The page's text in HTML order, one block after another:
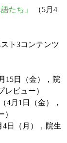
たち」
（5月4
ト3コンテンツ
15日（金），院
レビュー）
（4月1日（金），
4日（月），院生